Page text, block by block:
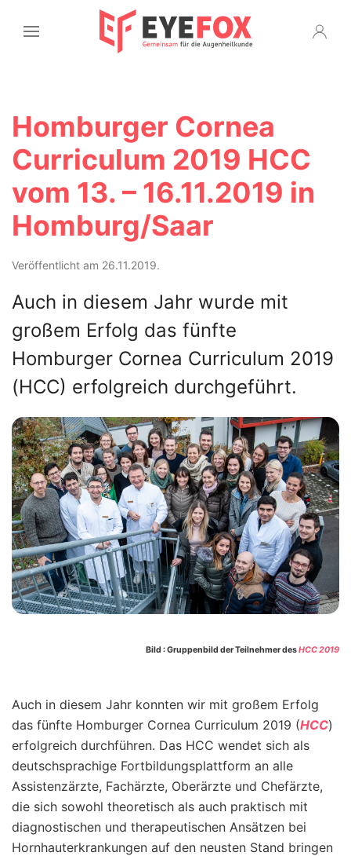
Homburger Cornea
Curriculum 2019 HCC
vom 13. – 16.11.2019 in
Homburg/Saar
Veröffentlicht am 26.11.2019.
Auch in diesem Jahr wurde mit
großem Erfolg das fünfte
Homburger Cornea Curriculum 2019
(HCC) erfolgreich durchgeführt.
Bild : Gruppenbild der Teilnehmer desHCC 2019
Auch in diesem Jahr konnten wir mit großem Erfolg
das fünfte Homburger Cornea Curriculum 2019 (HCC)
erfolgreich durchführen. Das HCC wendet sich als
deutschsprachige Fortbildungsplattform an alle
Assistenzärzte, Fachärzte, Oberärzte und Chefärzte,
die sich sowohl theoretisch als auch praktisch mit
diagnostischen und therapeutischen Ansätzen bei
Hornhauterkrankungen auf den neusten Stand bringen